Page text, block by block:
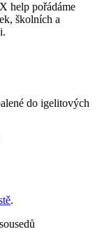
help pořádáme
školních a
do igelitových
.